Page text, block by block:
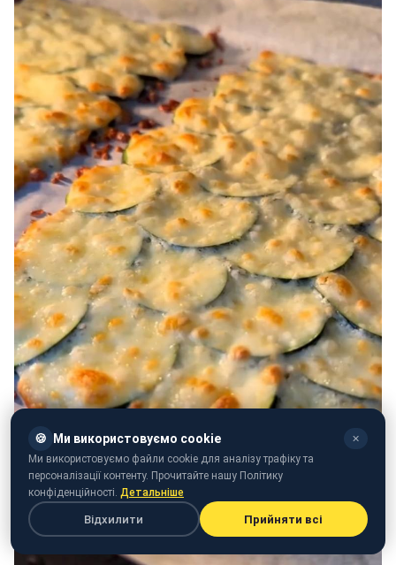
🍪 Ми використовуємо cookie ✕
Ми використовуємо файли cookie для аналізу трафіку та
персоналізації контенту. Прочитайте нашу Політику
конфіденційності. Детальніше
Відхилити Прийняти всі